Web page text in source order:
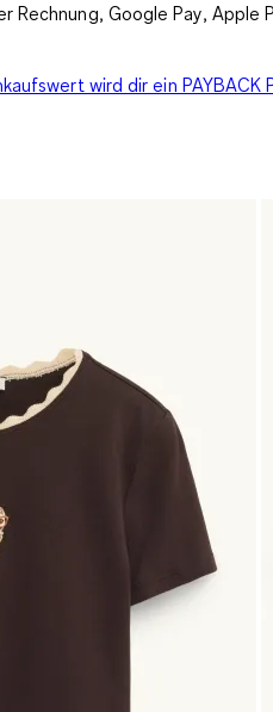
Rechnung, Google Pay, Apple
wird dir ein PAYBACK